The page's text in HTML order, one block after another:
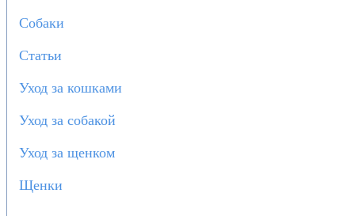
Собаки
Статьи
Уход за кошками
Уход за собакой
Уход за щенком
Щенки